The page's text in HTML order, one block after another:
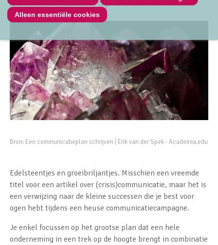
Bron: Een communicatieplan schrijven | Erik van der Spek - Academia.edu
Edelsteentjes en groeibriljantjes. Misschien een vreemde
titel voor een artikel over (crisis)communicatie, maar het is
een verwijzing naar de kleine successen die je best voor
ogen hebt tijdens een heuse communicatiecampagne.
Je enkel focussen op het grootse plan dat een hele
onderneming in een trek op de hoogte brengt in combinatie
Alleen essentiële cookies